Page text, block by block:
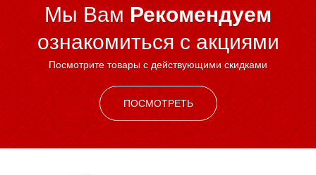
Мы Вам Рекомендуем
ознакомиться c акциями
Посмотрите товары с действующими скидками
ПОСМОТРЕТЬ